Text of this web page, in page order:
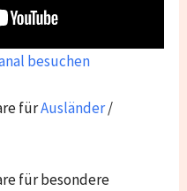
besuchen
fürAusländer/
für besondere